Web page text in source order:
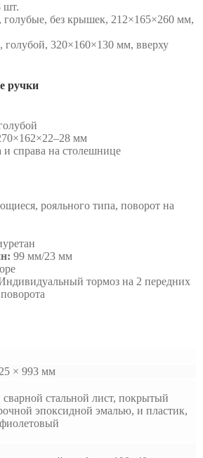
шт.
голубые, без крышек, 212×165×260 мм,
голубой, 320×160×130 мм, вверху
ручки
мм
и справа на столешнице
рояльного типа, поворот на
99 мм/23 мм
тормоз на 2 передних
× 993 мм
стальной лист, покрытый
эпоксидной эмалью, и пластик,